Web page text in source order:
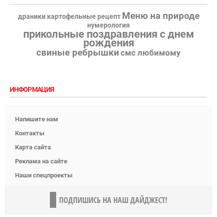
драники картофельные рецепт Меню на природе
нумерология
прикольные поздравления с днем
рождения
свиные ребрышки смс любимому
ИНФОРМАЦИЯ
Напишите нам
Контакты
Карта сайта
Реклама на сайте
Наши спецпроекты
ПОДПИШИСЬ НА НАШ ДАЙДЖЕСТ!